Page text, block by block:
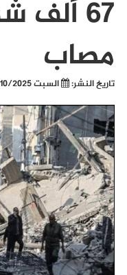
مصاب
تاريخ النشر: السبت 11/10/2025